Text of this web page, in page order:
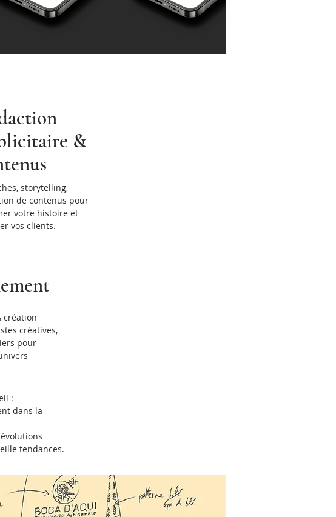
&
storytelling,
de contenus pour
votre histoire et
vos clients.
création
créatives,
pour
:
dans la
tendances.